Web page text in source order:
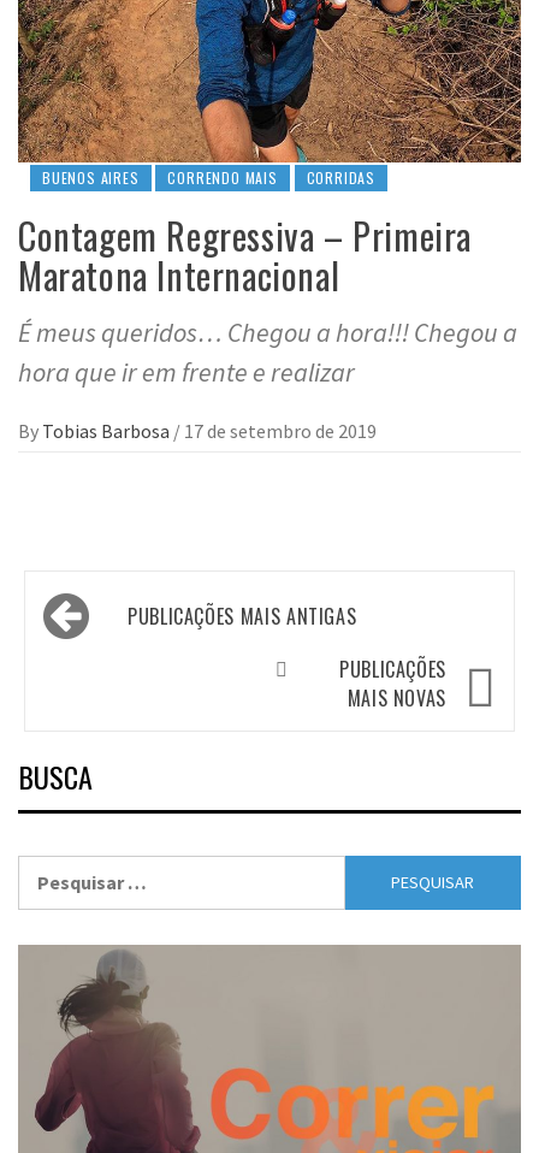
BUENOS AIRES CORRENDO MAIS CORRIDAS
Contagem Regressiva – Primeira
Maratona Internacional
É meus queridos… Chegou a hora!!! Chegou a
hora que ir em frente e realizar
By Tobias Barbosa / 17 de setembro de 2019
Navegação
por
PUBLICAÇÕES MAIS ANTIGAS
PUBLICAÇÕES
MAIS NOVAS
BUSCA
por: